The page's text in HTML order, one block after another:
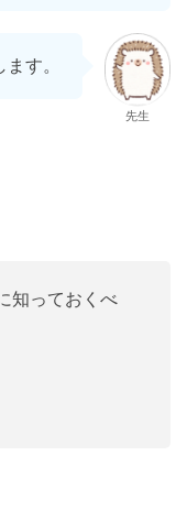
す。
先生
知っておくべ